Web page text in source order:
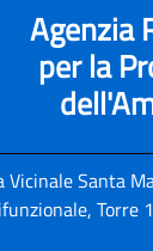
Agenzia
per la
Vicinale Santa
Torre